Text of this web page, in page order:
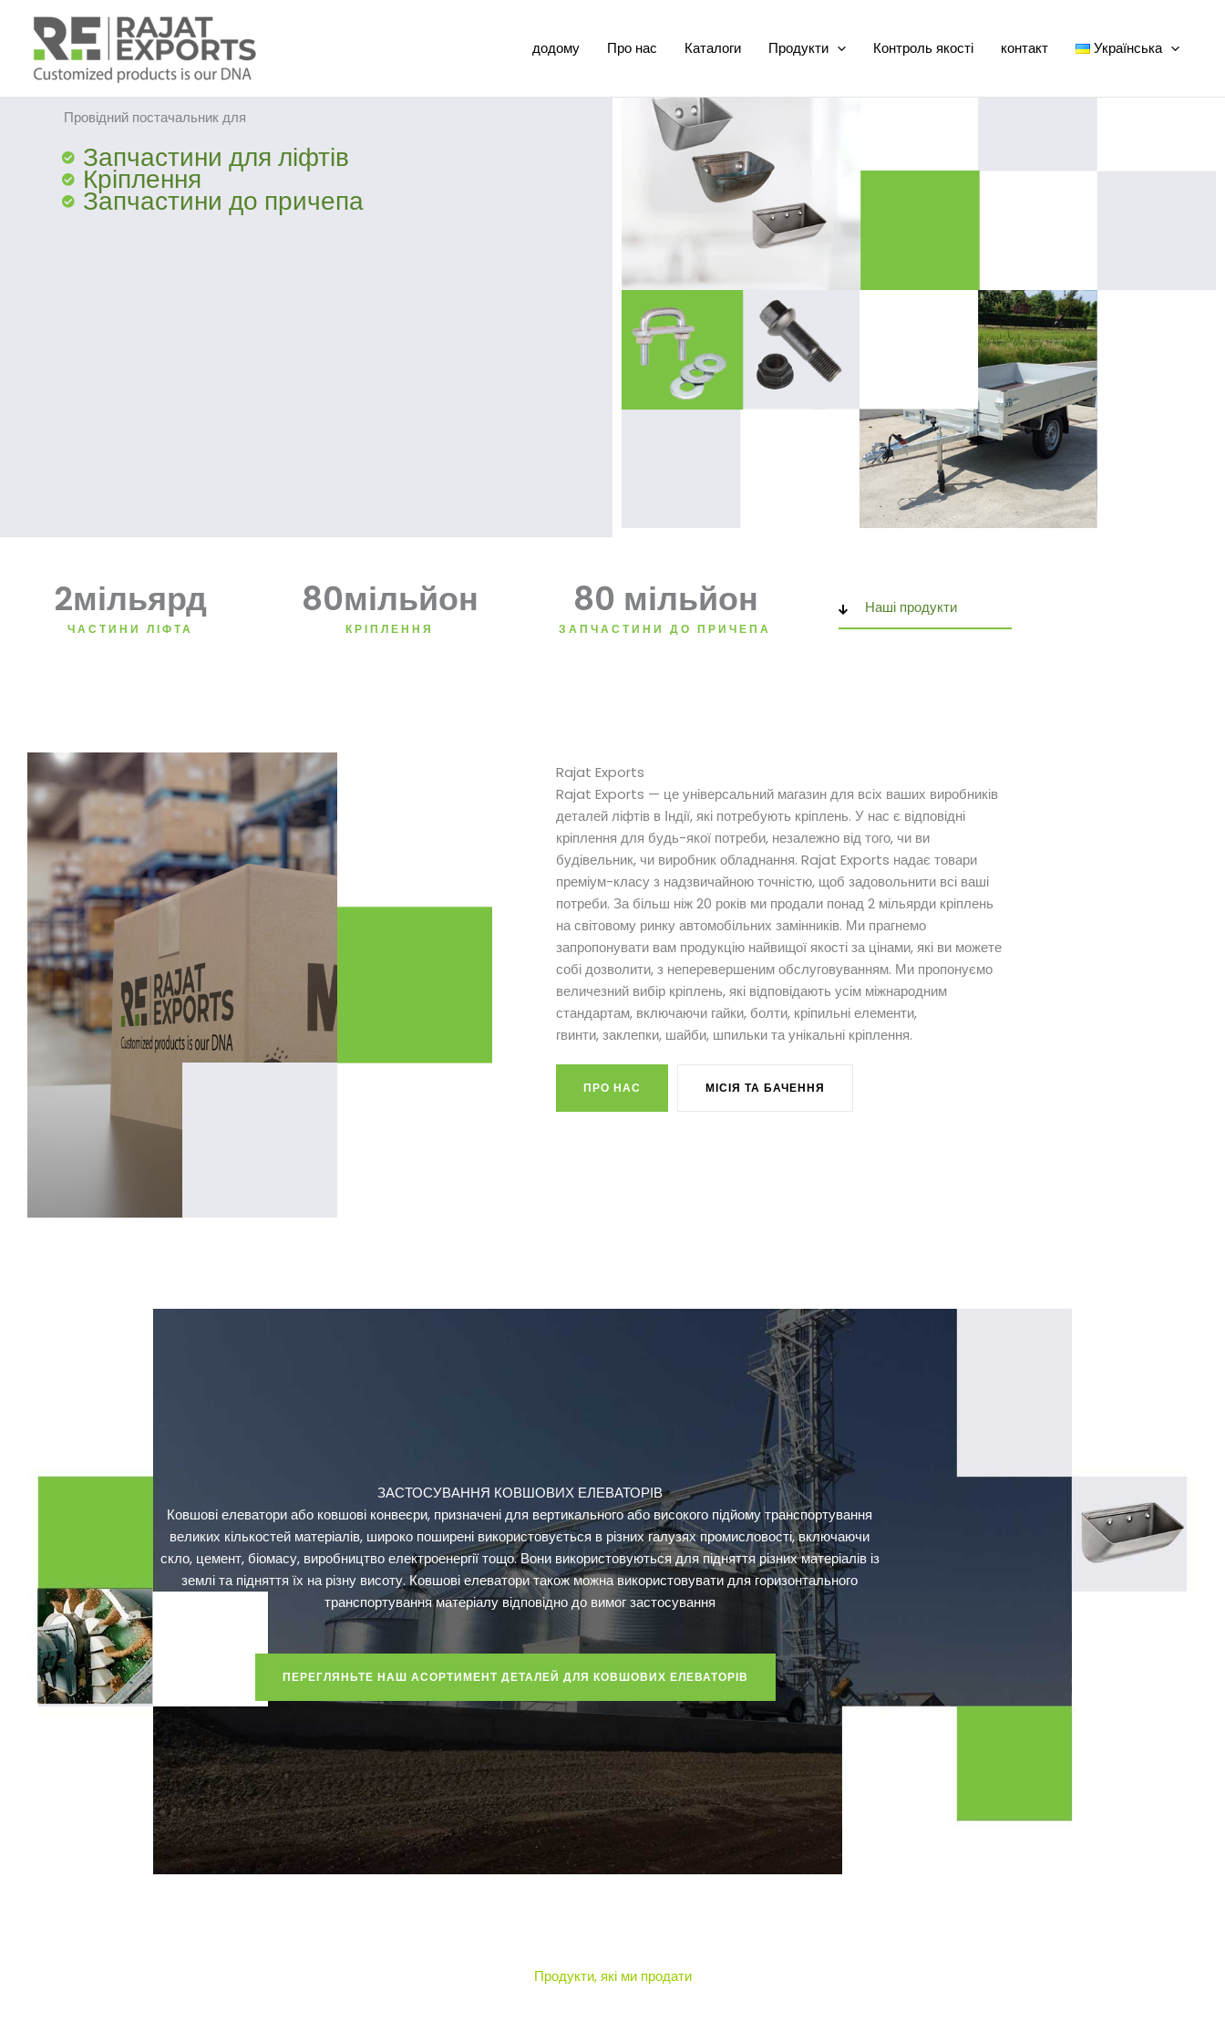
вмісту
додому Про нас Каталоги Продукти Контроль якості контакт Українська
Провідний постачальник для
Запчастини для ліфтів
Кріплення
Запчастини до причепа
ЧАСТИНИ ЛІФТА
2мільярд
КРІПЛЕННЯ
80мільйон
ЗАПЧАСТИНИ ДО ПРИЧЕПА
80 мільйон Наші продукти
Rajat Exports
Rajat Exports — це універсальний магазин для всіх ваших виробників
деталей ліфтів в Індії, які потребують кріплень. У нас є відповідні
кріплення для будь-якої потреби, незалежно від того, чи ви
будівельник, чи виробник обладнання. Rajat Exports надає товари
преміум-класу з надзвичайною точністю, щоб задовольнити всі ваші
потреби. За більш ніж 20 років ми продали понад 2 мільярди кріплень
на світовому ринку автомобільних замінників. Ми прагнемо
запропонувати вам продукцію найвищої якості за цінами, які ви можете
собі дозволити, з неперевершеним обслуговуванням. Ми пропонуємо
величезний вибір кріплень, які відповідають усім міжнародним
стандартам, включаючи гайки, болти, кріпильні елементи,
гвинти, заклепки, шайби, шпильки та унікальні кріплення.
ПРО НАС МІСІЯ ТА БАЧЕННЯ
ЗАСТОСУВАННЯ КОВШОВИХ ЕЛЕВАТОРІВ
Ковшові елеватори або ковшові конвеєри, призначені для вертикального або високого підйому транспортування
великих кількостей матеріалів, широко поширені використовується в різних галузях промисловості, включаючи
скло, цемент, біомасу, виробництво електроенергії тощо. Вони використовуються для підняття різних матеріалів із
землі та підняття їх на різну висоту. Ковшові елеватори також можна використовувати для горизонтального
транспортування матеріалу відповідно до вимог застосування
ПЕРЕГЛЯНЬТЕ НАШ АСОРТИМЕНТ ДЕТАЛЕЙ ДЛЯ КОВШОВИХ ЕЛЕВАТОРІВ
Продукти, які ми продати